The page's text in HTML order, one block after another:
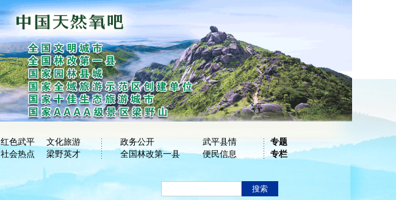
红色武平
文化旅游
社会热点
梁野英才
政务公开
全国林改第一县
武平县情
便民信息
专题
专栏